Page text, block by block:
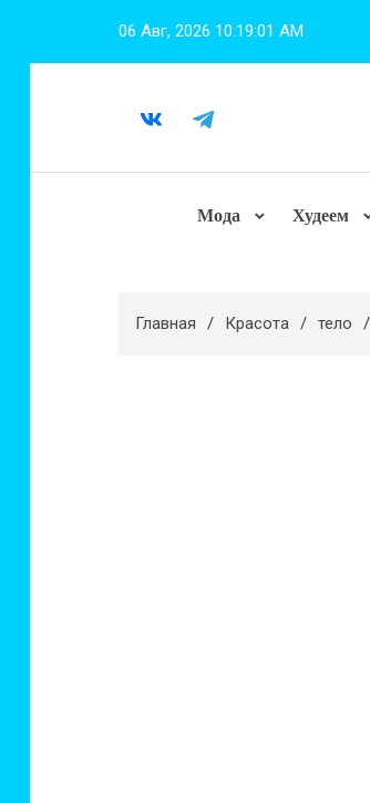
06 Авг, 2026 10:19:03 AM
Мода Худеем
Главная Красота тело